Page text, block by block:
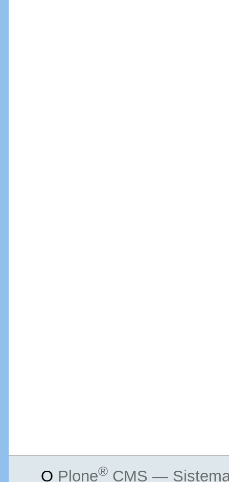
O Plone®CMS — Sistema